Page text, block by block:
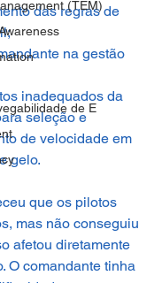
(TEM)
de E
das regras de
na gestão
inadequados da
seleção e
de velocidade em
gelo.
que os pilotos
mas não conseguiu
afetou diretamente
O comandante tinha